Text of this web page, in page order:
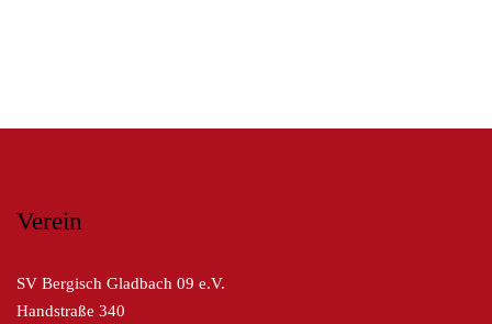
Verein
SV Bergisch Gladbach 09 e.V.
Handstraße 340